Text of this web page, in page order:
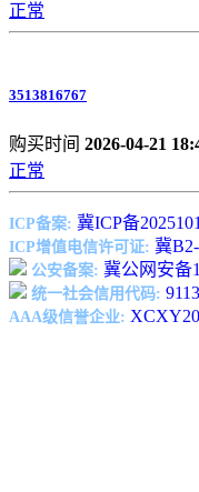
正常
3513816767
购买时间 2026-04-21
正常
ICP备案: 冀ICP备
ICP增值电信许可证: 冀
公安备案: 冀公网安备
统一社会信用代码:
AAA级信誉企业: